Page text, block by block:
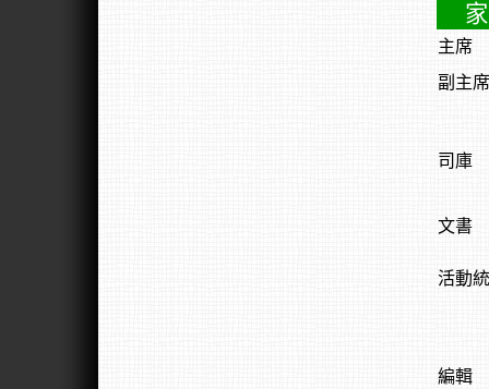
主席
副主席
司庫
文書
活動
編輯